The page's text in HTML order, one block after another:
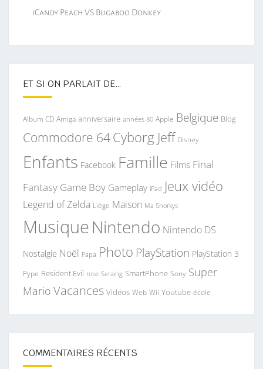
iCandy Peach VS Bugaboo Donkey
ET SI ON PARLAIT DE…
Album CD Amiga anniversaire années 80 Apple Belgique Blog
Commodore 64Cyborg Jeff Disney
Enfants Facebook Famille Films Final
Fantasy Game Boy Gameplay iPad Jeux vidéo
Legend of Zelda Liège Maison Ma Snorkys
MusiqueNintendo Nintendo DS
Nostalgie Noël Papa Photo PlayStation PlayStation 3
Pype Resident Evil rose Seraing SmartPhone Sony Super
Mario Vacances Vidéos Web Wii Youtube école
COMMENTAIRES RÉCENTS